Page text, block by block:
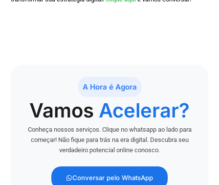
A Hora é Agora
Vamos Acelerar?
Conheça nossos serviços. Clique no whatsapp ao lado para
começar! Não fique para trás na era digital. Descubra seu
verdadeiro potencial online conosco.
Conversar pelo WhatsApp